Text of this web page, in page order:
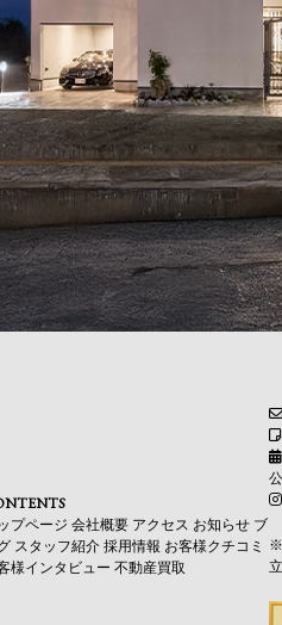
プページ 会社概要 アクセス お知らせ ブ
スタッフ紹介 採用情報 お客様クチコミ
様インタビュー 不動産買取
※